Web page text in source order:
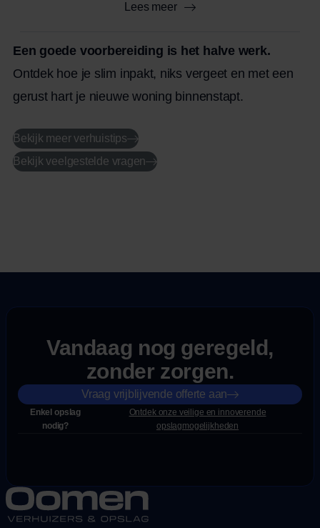
Dit kan onder meer door minder spullen te
te gebruiken en te kiezen voor energiezuinig
transport, zoals elektrische verhuiswagens. Ook
na de verhuizing speelt duurzaamheid een rol,
bijvoorbeeld bij het inrichten van de […]
Lees meer
Een goede voorbereiding is het halve werk.
Ontdek hoe je slim inpakt, niks vergeet en met een
gerust hart je nieuwe woning binnenstapt.
Bekijk meer verhuistips
Bekijk veelgestelde vragen
Vandaag nog geregeld,
zonder zorgen.
Vraag vrijblijvende offerte aan
Enkel opslag
nodig?
Ontdek onze veilige en innoverende
opslagmogelijkheden